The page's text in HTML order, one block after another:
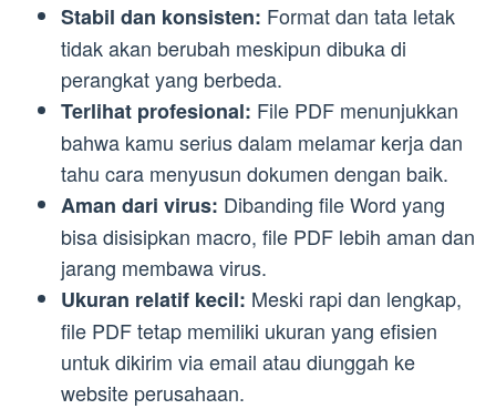
Stabil dan konsisten: Format dan tata letak
tidak akan berubah meskipun dibuka di
perangkat yang berbeda.
Terlihat profesional: File PDF menunjukkan
bahwa kamu serius dalam melamar kerja dan
tahu cara menyusun dokumen dengan baik.
Aman dari virus: Dibanding file Word yang
bisa disisipkan macro, file PDF lebih aman dan
jarang membawa virus.
Ukuran relatif kecil: Meski rapi dan lengkap,
file PDF tetap memiliki ukuran yang efisien
untuk dikirim via email atau diunggah ke
website perusahaan.